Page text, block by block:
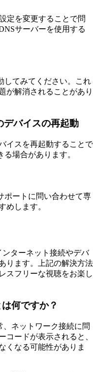
定を変更することで問
サーバーを使用する
してみてください。これ
が解消されることがあり
デバイスの再起動
イスを再起動することで
場合があります。
ポートに問い合わせて専
めします。
ンターネット接続やデバ
ります。上記の解決方法
スフリーな視聴をお楽し
何ですか？
、ネットワーク接続に問
コードが表示されると、
くなる可能性がありま